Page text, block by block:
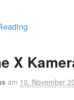
X
am 10. November